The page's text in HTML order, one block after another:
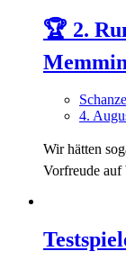
🏆 2.
4.
Wir hätten
Vorfreude auf